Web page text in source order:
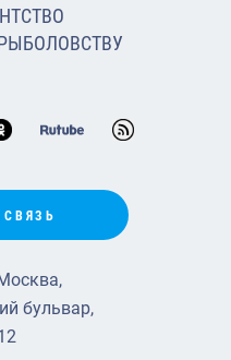
СВЯЗЬ
бульвар,